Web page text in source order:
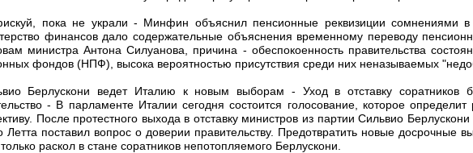
пока не украли - Минфин объяснил пенсионные реквизиции сомнениями
финансов дало содержательные объяснения временному переводу
министра Антона Силуанова, причина - обеспокоенность правительства
фондов (НПФ), высока вероятностью присутствия среди них неназываемых
Берлускони ведет Италию к новым выборам - Уход в отставку соратников
- В парламенте Италии сегодня состоится голосование, которое
После протестного выхода в отставку министров из партии Сильвио
Летта поставил вопрос о доверии правительству. Предотвратить новые досрочные
раскол в стане соратников непотопляемого Берлускони.